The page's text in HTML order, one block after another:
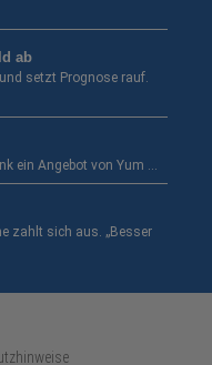
ab
setzt Prognose rauf.
ein Angebot von Yum …
zahlt sich aus. „Besser